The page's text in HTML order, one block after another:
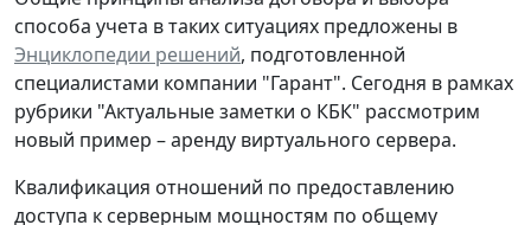
способа учета в таких ситуациях предложены в
Энциклопедии решений, подготовленной
специалистами компании "Гарант". Сегодня в рамках
рубрики "Актуальные заметки о КБК" рассмотрим
новый пример – аренду виртуального сервера.
Квалификация отношений по предоставлению
доступа к серверным мощностям по общему